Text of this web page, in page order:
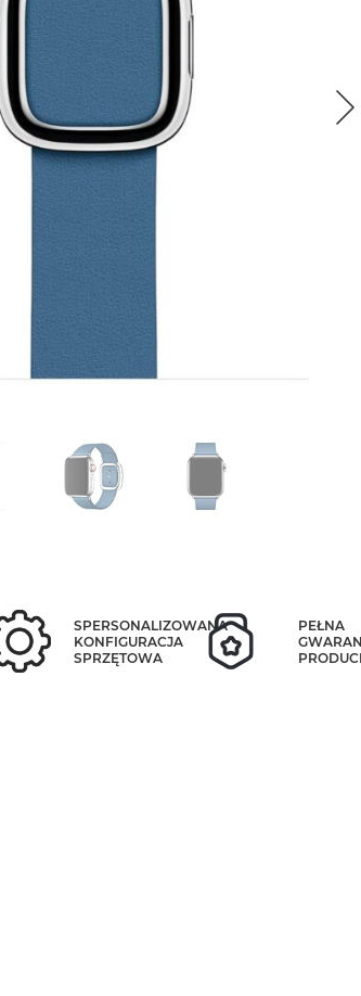
SPERSONALIZOWANA
KONFIGURACJA
SPRZĘTOWA
PEŁNA